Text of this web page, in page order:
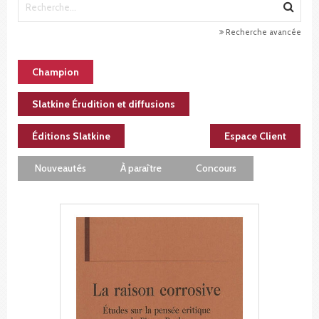
Recherche avancée
Champion
Slatkine Érudition et diffusions
Éditions Slatkine Espace Client
Nouveautés À paraître Concours